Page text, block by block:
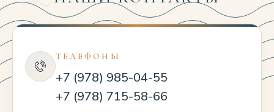
ТЕЛЕФОНЫ
+7 (978) 985-04-55
+7 (978) 715-58-66